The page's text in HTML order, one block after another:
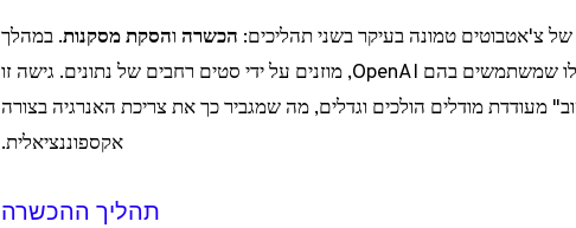
הכשרהוהסקת מסקנות. במהלך
, מודלים לשוניים, כמו אלו שמשתמשים בהם OpenAI, מוזנים על ידי סטים רחבים של נתונים. גישה זו
מעודדת מודלים הולכים וגדלים, מה שמגביר כך את צריכת האנרגיה בצורה
אקספוננציאלית.
תהליך ההכשרה